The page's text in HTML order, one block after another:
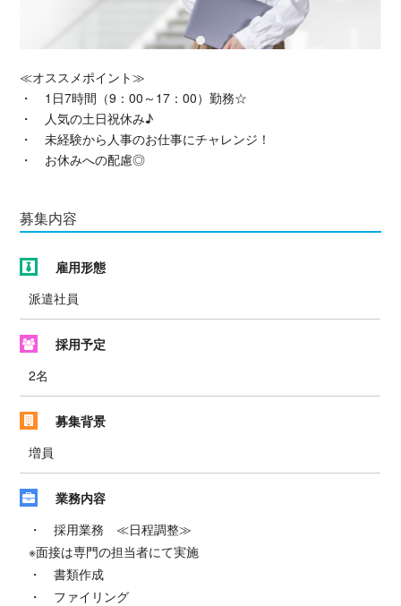
≪オススメポイント≫
・ 1日7時間（9：00～17：00）勤務☆
・ 人気の土日祝休み♪
・ 未経験から人事のお仕事にチャレンジ！
・ お休みへの配慮◎
募集内容
雇用形態
派遣社員
採用予定
2名
募集背景
増員
業務内容
・ 採用業務 ≪日程調整≫
※面接は専門の担当者にて実施
・ 書類作成
・ ファイリング